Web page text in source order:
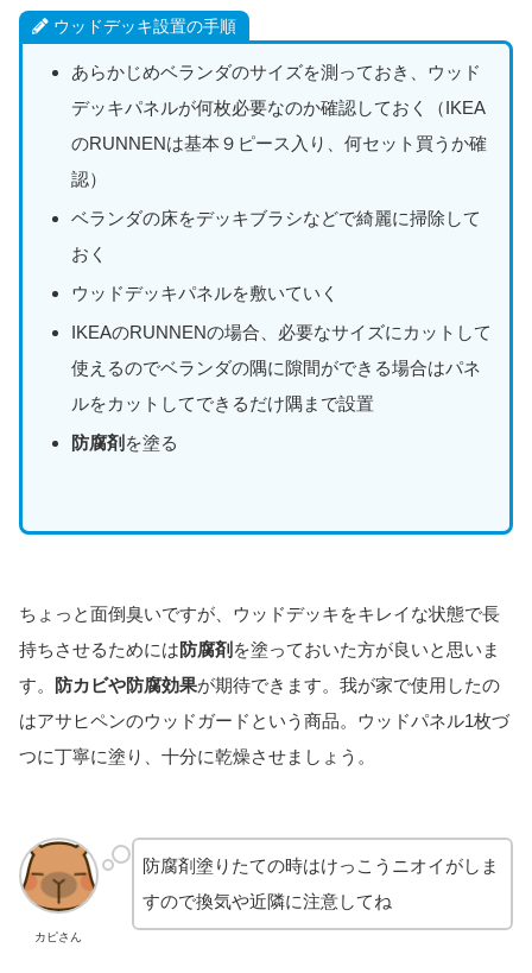
ウッドデッキ設置の手順
あらかじめベランダのサイズを測っておき、ウッド
デッキパネルが何枚必要なのか確認しておく（IKEA
のRUNNENは基本９ピース入り、何セット買うか確
認）
ベランダの床をデッキブラシなどで綺麗に掃除して
おく
ウッドデッキパネルを敷いていく
IKEAのRUNNENの場合、必要なサイズにカットして
使えるのでベランダの隅に隙間ができる場合はパネ
ルをカットしてできるだけ隅まで設置
防腐剤 を塗る
ちょっと面倒臭いですが、ウッドデッキをキレイな状態で長
持ちさせるためには防腐剤 を塗っておいた方が良いと思いま
す。
防カビや防腐効果が期待できます。我が家で使用したの
はアサヒペンのウッドガードという商品。ウッドパネル1枚づ
つに丁寧に塗り、十分に乾燥させましょう。
カピさん
防腐剤塗りたての時はけっこうニオイがしま
すので換気や近隣に注意してね